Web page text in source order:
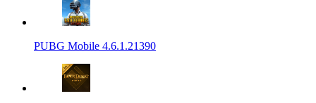
PUBG Mobile 4.6.1.21390